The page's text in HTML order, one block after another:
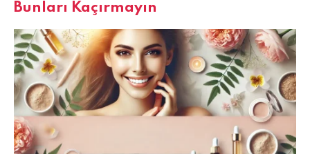
Bunları Kaçırmayın